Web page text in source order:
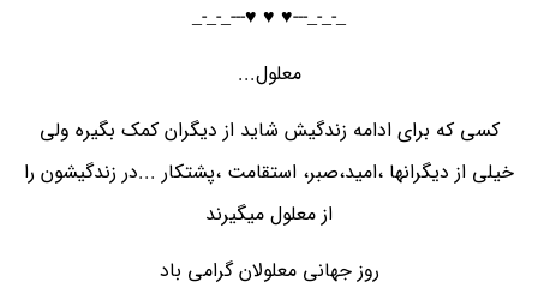
_-_-_---♥️ ♥️ ♥️---_-_-_
معلول...
کسی که برای ادامه زندگیش شاید از دیگران کمک بگیره ولی
خیلی از دیگرانها ،امید،صبر، استقامت ،پشتکار ...در زندگیشون را
از معلول میگیرند
روز جهانی معلولان گرامی باد